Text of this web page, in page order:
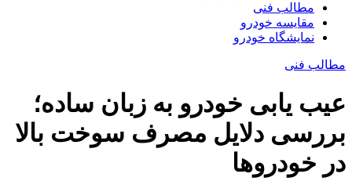
مطالب فنی
مقایسه خودرو
نمایشگاه خودرو
مطالب فنی
عیب یابی خودرو به زبان ساده؛
بررسی دلایل مصرف سوخت بالا
در خودروها